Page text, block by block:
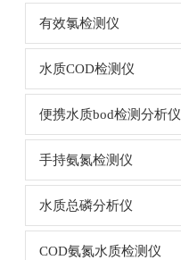
有效氯检测仪
水质COD检测仪
便携水质bod检测分析仪
手持氨氮检测仪
水质总磷分析仪
COD氨氮水质检测仪